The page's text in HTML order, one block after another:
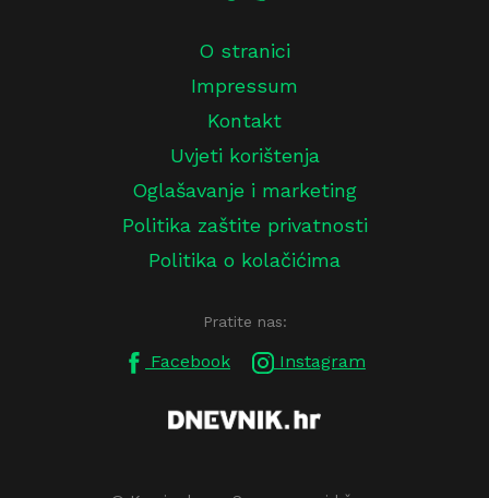
O stranici
Impressum
Kontakt
Uvjeti korištenja
Oglašavanje i marketing
Politika zaštite privatnosti
Politika o kolačićima
Pratite nas:
Facebook Instagram